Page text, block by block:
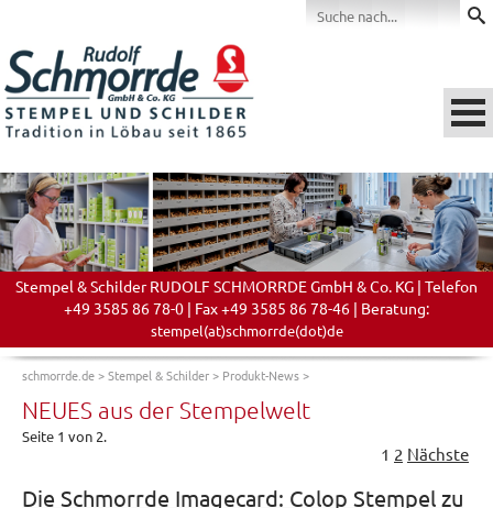
Stempel & Schilder RUDOLF SCHMORRDE GmbH & Co. KG | Telefon
+49 3585 86 78-0 | Fax +49 3585 86 78-46 | Beratung:
stempel(at)schmorrde(dot)de
schmorrde.de>Stempel & Schilder> Produkt-News>
NEUES aus der Stempelwelt
Seite 1 von 2.
1 2 Nächste
Die Schmorrde Imagecard: Colop Stempel zu